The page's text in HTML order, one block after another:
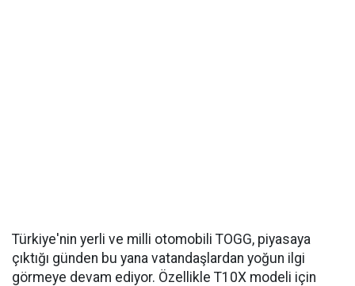
Türkiye'nin yerli ve milli otomobili TOGG, piyasaya
çıktığı günden bu yana vatandaşlardan yoğun ilgi
görmeye devam ediyor. Özellikle T10X modeli için